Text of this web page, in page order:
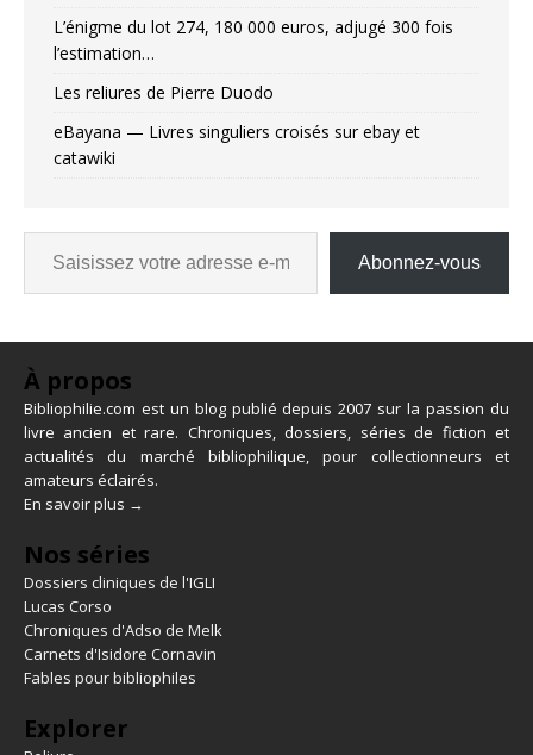
L’énigme du lot 274, 180 000 euros, adjugé 300 fois
l’estimation…
Les reliures de Pierre Duodo
eBayana — Livres singuliers croisés sur ebay et
catawiki
Abonnez-vous
À propos
Bibliophilie.com est un blog publié depuis 2007 sur la passion du
livre ancien et rare. Chroniques, dossiers, séries de fiction et
actualités du marché bibliophilique, pour collectionneurs et
amateurs éclairés.
En savoir plus →
Nos séries
Dossiers cliniques de l'IGLI
Lucas Corso
Chroniques d'Adso de Melk
Carnets d'Isidore Cornavin
Fables pour bibliophiles
Explorer